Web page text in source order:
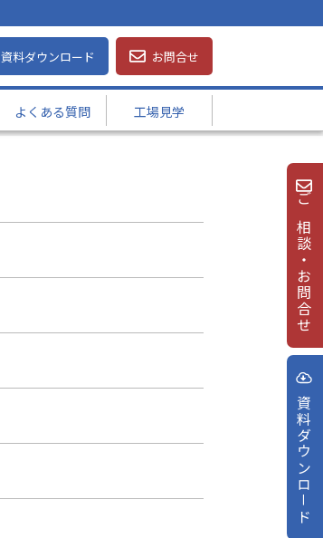
資料ダウンロード お問合せ
よくある質問 工場見学
ご相談・お問合せ
資料ダウンロ－ド